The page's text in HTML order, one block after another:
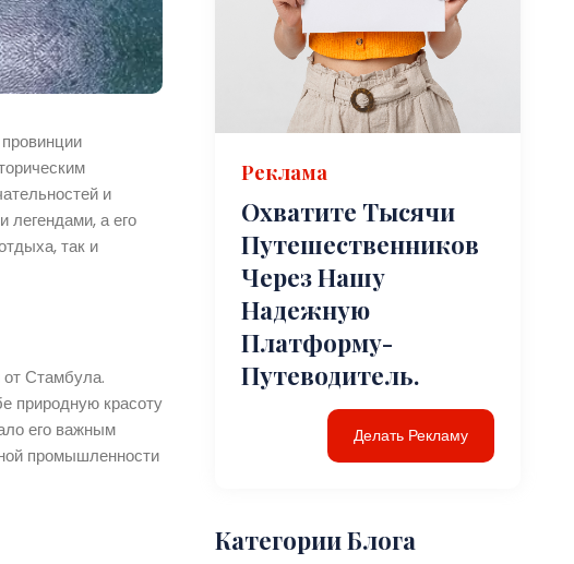
и
легендами, а его
так и
от Стамбула.
природную красоту
его важным
промышленности
Реклама
Охватите Тысячи
Путешественников
Через Нашу
Надежную
Платформу-
Путеводитель.
Делать Рекламу
Категории Блога